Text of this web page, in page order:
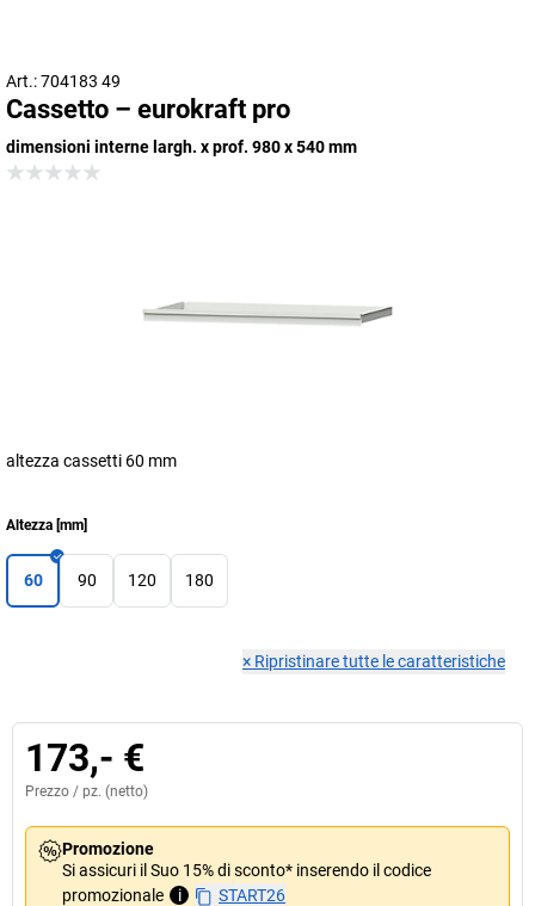
Art.: 704183 49
Cassetto – eurokraft pro
dimensioni interne largh. x prof. 980 x 540 mm
altezza cassetti 60 mm
Altezza [mm]
60 90 120 180
× Ripristinare tutte le caratteristiche
173,- €
Prezzo / pz. (netto)
Promozione
Si assicuri il Suo 15% di sconto* inserendo il codice
promozionale
i START26